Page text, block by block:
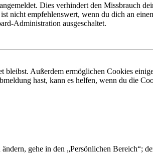
Dies verhindert den Missbrauch
nicht empfehlenswert, wenn du dich an
Administration ausgeschaltet.
Außerdem ermöglichen Cookies
hast, kann es helfen, wenn du die
gehe in den „Persönlichen Bereich“;